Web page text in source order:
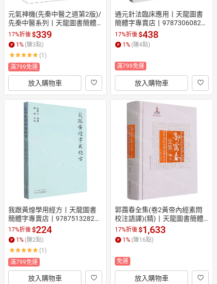
元氣神機(先秦中醫之道第2版)/
先秦中醫系列丨天龍圖書簡體
字專賣店丨9787523214572 (tl
2602)
17%折後$339
1% (賺3點)
(1)
滿799免運
放入購物車
通元針法臨床應用丨天龍圖書
簡體字專賣店丨978730608282
4 (tl2607)
17%折後$438
1% (賺4點)
滿799免運
放入購物車
我跟黃煌學用經方丨天龍圖書
簡體字專賣店丨978751328283
3 (tl2607)
17%折後$224
1 % (賺2點)
(1)
滿799免運
放入購物車
郭靄春全集(卷2黃帝內經素問
校注語譯)(精)丨天龍圖書簡體
字專賣店丨9787513261111 (tl
2605)
17%折後$1,633
1 % (賺16點)
免運
放入購物車